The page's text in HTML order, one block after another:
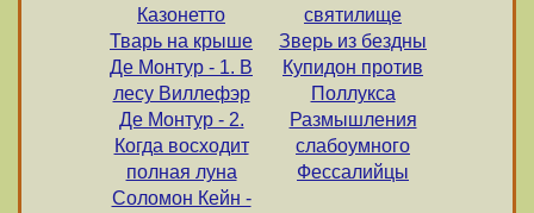
Казонетто
Тварь на крыше
Де Монтур - 1. В
лесу Виллефэр
Де Монтур - 2.
Когда восходит
полная луна
Соломон Кейн -
святилище
Зверь из бездны
Купидон против
Поллукса
Размышления
слабоумного
Фессалийцы